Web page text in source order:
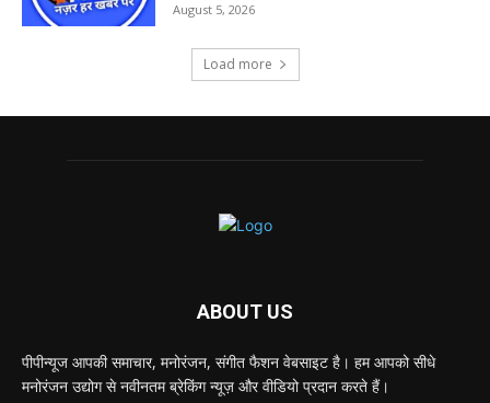
August 5, 2026
Load more
ABOUT US
पीपीन्यूज आपकी समाचार, मनोरंजन, संगीत फैशन वेबसाइट है। हम आपको सीधे
मनोरंजन उद्योग से नवीनतम ब्रेकिंग न्यूज़ और वीडियो प्रदान करते हैं।